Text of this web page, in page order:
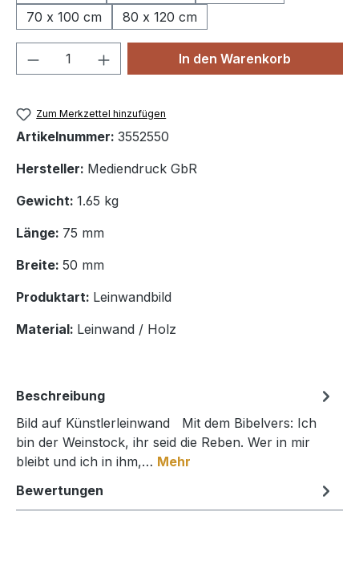
70 x 100 cm
80 x 120 cm
Produkt Anzahl: Gib denIn den Warenkorb
Zum Merkzettel hinzufügen
Artikelnummer: 3552550
Hersteller: Mediendruck GbR
Gewicht: 1.65 kg
Länge: 75 mm
Breite: 50 mm
Produktart: Leinwandbild
Material: Leinwand / Holz
Beschreibung
Bild auf Künstlerleinwand Mit dem Bibelvers: Ich
bin der Weinstock, ihr seid die Reben. Wer in mir
bleibt und ich in ihm,… Mehr
Bewertungen